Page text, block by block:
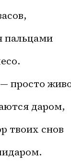
пальцами
просто
даром,
твоих снов